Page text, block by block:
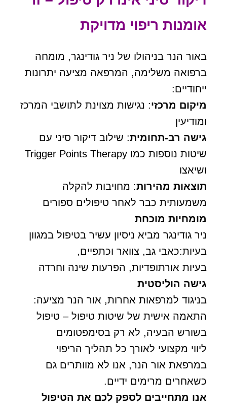
אומנות ריפוי מדויקת
באור הנר בניהולו של ניר גודינגר, מומחה
ברפואה משלימה, המרפאה מציעה יתרונות
ייחודיים:
מיקום מרכזי: נגישות מצוינת לתושבי המרכז
ומודיעין
גישה רב-תחומית: שילוב דיקור סיני עם
שיטות נוספות כמו Trigger Points Therapy
ושיאצו
תוצאות מהירות: מחויבות להקלה
משמעותית כבר לאחר טיפולים ספורים
מומחיות מוכחת
ניר גודינגר מביא ניסיון עשיר בטיפול במגוון
בעיות:כאבי גב, צוואר וכתפיים,
בעיות אורתופדיות, הפרעות שינה וחרדה
גישה הוליסטית
בניגוד למרפאות אחרות, אור הנר מציעה:
התאמה אישית של שיטות טיפול – טיפול
בשורש הבעיה, לא רק בסימפטומים
ליווי מקצועי לאורך כל תהליך הריפוי
במרפאת אור הנר, אנו לא מוותרים גם
כשאחרים מרימים ידיים.
אנו מתחייבים לספק לכם את הטיפול